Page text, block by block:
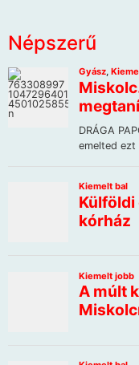
Népszerű